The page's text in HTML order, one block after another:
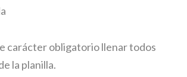
carácter obligatorio llenar todos
la planilla.